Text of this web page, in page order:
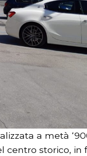
a metà
storico,